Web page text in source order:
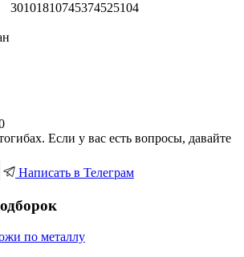
30101810745374525104
Если у вас есть вопросы, давайте
Написать в Телеграм
по металлу